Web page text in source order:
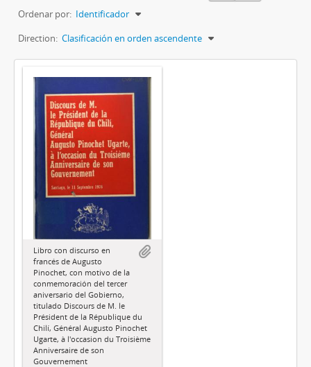
Ordenar por: Identificador
Direction: Clasificación en orden ascendente
Libro con discurso en
francés de Augusto
Pinochet, con motivo de la
conmemoración del tercer
aniversario del Gobierno,
titulado Discours de M. le
Président de la République du
Chilí, Général Augusto Pinochet
Ugarte, à l'occasion du Troisième
Anniversaire de son
Gouvernement